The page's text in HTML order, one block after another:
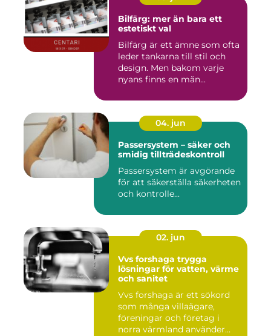
Bilfärg: mer än bara ett
estetiskt val
Bilfärg är ett ämne som ofta
leder tankarna till stil och
design. Men bakom varje
nyans finns en män...
04. jun
Passersystem – säker och
smidig tillträdeskontroll
Passersystem är avgörande
för att säkerställa säkerheten
och kontrolle...
02. jun
Vvs forshaga trygga
lösningar för vatten, värme
och sanitet
Vvs forshaga är ett sökord
som många villaägare,
föreningar och företag i
norra värmland använder